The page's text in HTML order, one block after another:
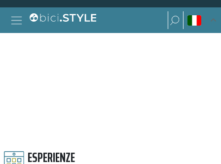
Vai al contenuto
Navigazione principale
Ricerca per:
Ricerca per:
ESPERIENZE